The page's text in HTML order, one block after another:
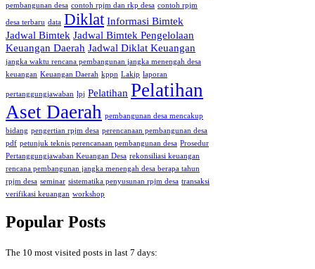
pembangunan desa contoh rpjm dan rkp desa contoh rpjm
desa terbaru data Diklat Informasi Bimtek
Jadwal Bimtek Jadwal Bimtek Pengelolaan
Keuangan Daerah Jadwal Diklat Keuangan
jangka waktu rencana pembangunan jangka menengah desa
keuangan Keuangan Daerah kppn Lakip laporan
pertanggungjawaban lpj Pelatihan Pelatihan
Aset Daerah pembangunan desa mencakup
bidang pengertian rpjm desa perencanaan pembangunan desa
pdf petunjuk teknis perencanaan pembangunan desa Prosedur
Pertanggungjawaban Keuangan Desa rekonsiliasi keuangan
rencana pembangunan jangka menengah desa berapa tahun
rpjm desa seminar sistematika penyusunan rpjm desa transaksi
verifikasi keuangan workshop
Popular Posts
The 10 most visited posts in last 7 days: